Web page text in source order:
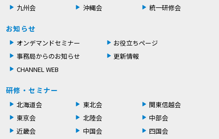
九州会
沖縄会 統一研修会
お知らせ
オンデマンドセミナー
お役立ちページ
事務局からのお知らせ
更新情報
CHANNEL WEB
研修・セミナー
北海道会 東北会
関東信越会
東京会
北陸会
中部会
近畿会
中国会
四国会